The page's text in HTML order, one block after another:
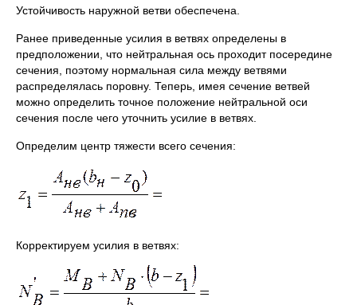
Устойчивость наружной ветви обеспечена.
Ранее приведенные усилия в ветвях определены в
предположении, что нейтральная ось проходит посередине
сечения, поэтому нормальная сила между ветвями
распределялась поровну. Теперь, имея сечение ветвей
можно определить точное положение нейтральной оси
сечения после чего уточнить усилие в ветвях.
Определим центр тяжести всего сечения:
Корректируем усилия в ветвях: